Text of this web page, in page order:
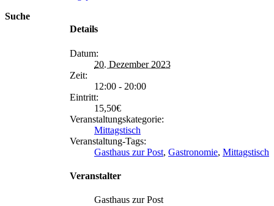
Details
Datum:
20. Dezember 2023
Zeit:
12:00 - 20:00
Eintritt:
15,50€
Veranstaltungskategorie:
Mittagstisch
Veranstaltung-Tags:
Gasthaus zur Post, Gastronomie, Mittagstisch
Veranstalter
Gasthaus zur Post
Suche